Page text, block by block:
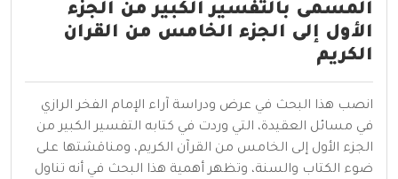
المسمى بالتفسير الكبير من الجزء
الأول إلى الجزء الخامس من القران
الكريم
انصب هذا البحث في عرض ودراسة آراء الإمام الفخر الرازي
في مسائل العقيدة، التي وردت في كتابه التفسير الكبير من
الجزء الأول إلى الخامس من القرآن الكريم، ومناقشتها على
ضوء الكتاب والسنة، وتظهر أهمية هذا البحث في أنه تناول